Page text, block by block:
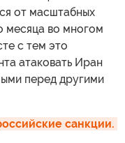
от масштабных
месяца во многом
с тем это
атаковать Иран
перед другими
санкции.